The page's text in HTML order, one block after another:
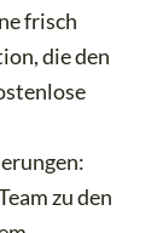
frisch
die den
zu den